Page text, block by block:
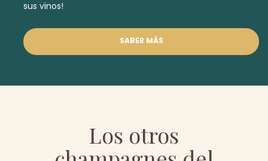
sus vinos!
SABER MÁS
Los otros